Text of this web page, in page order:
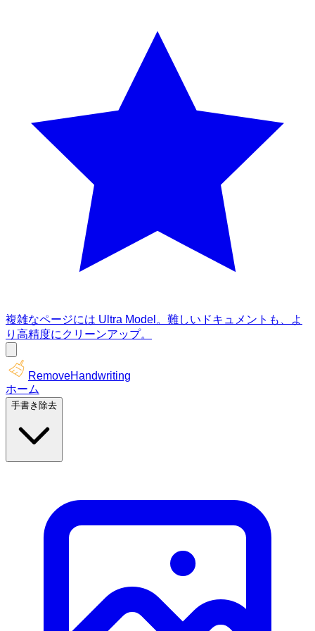
複雑なページには Ultra Model。難しいドキュメントも、よ
り高精度にクリーンアップ。
RemoveHandwriting
ホーム
手書き除去